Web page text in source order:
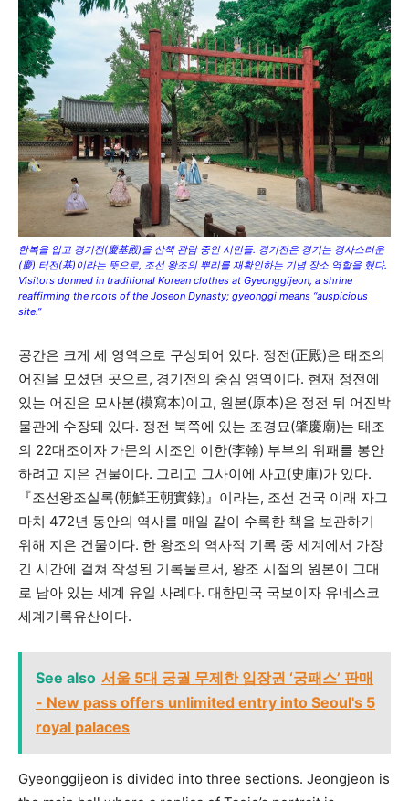
한복을 입고 경기전(慶基殿)을 산책 관람 중인 시민들. 경기전은 경기는 경사스러운
(慶) 터전(基)이라는 뜻으로, 조선 왕조의 뿌리를 재확인하는 기념 장소 역할을 했다.
Visitors donned in traditional Korean clothes at Gyeonggijeon, a shrine
reaffirming the roots of the Joseon Dynasty; gyeonggi means “auspicious
site.”
공간은 크게 세 영역으로 구성되어 있다. 정전(正殿)은 태조의
어진을 모셨던 곳으로, 경기전의 중심 영역이다. 현재 정전에
있는 어진은 모사본(模寫本)이고, 원본(原本)은 정전 뒤 어진박
물관에 수장돼 있다. 정전 북쪽에 있는 조경묘(肇慶廟)는 태조
의 22대조이자 가문의 시조인 이한(李翰) 부부의 위패를 봉안
하려고 지은 건물이다. 그리고 그사이에 사고(史庫)가 있다.
『조선왕조실록(朝鮮王朝實錄)』이라는, 조선 건국 이래 자그
마치 472년 동안의 역사를 매일 같이 수록한 책을 보관하기
위해 지은 건물이다. 한 왕조의 역사적 기록 중 세계에서 가장
긴 시간에 걸쳐 작성된 기록물로서, 왕조 시절의 원본이 그대
로 남아 있는 세계 유일 사례다. 대한민국 국보이자 유네스코
세계기록유산이다.
See also 서울 5대 궁궐 무제한 입장권 ‘궁패스’ 판매
- New pass offers unlimited entry into Seoul's 5
royal palaces
Gyeonggijeon is divided into three sections. Jeongjeon is